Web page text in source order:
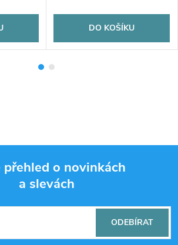
DO KOŠÍKU
přehled o novinkách
a slevách
ODEBÍRAT